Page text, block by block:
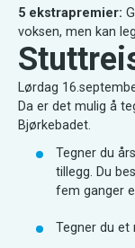
5 ekstrapremier:
voksen, men kan
Lørdag
Da er det mulig å
Bjørkebadet.
Tegner du
tillegg. Du
fem ganger
Tegner du et